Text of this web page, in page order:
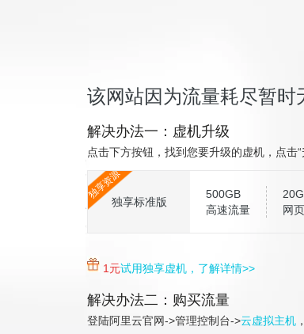
该网站因为流量耗尽暂时
解决办法一：虚机升级
点击下方按钮，找到您要升级的虚机，点击
独享资源
独享标准版
500GB
高速流量
网
1元试用独享虚机，了解详情>>
解决办法二：购买流量
登陆阿里云官网->管理控制台->云虚拟主机